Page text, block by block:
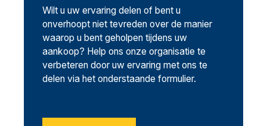
Wilt u uw ervaring delen of bent u
onverhoopt niet tevreden over de manier
waarop u bent geholpen tijdens uw
aankoop? Help ons onze organisatie te
verbeteren door uw ervaring met ons te
delen via het onderstaande formulier.